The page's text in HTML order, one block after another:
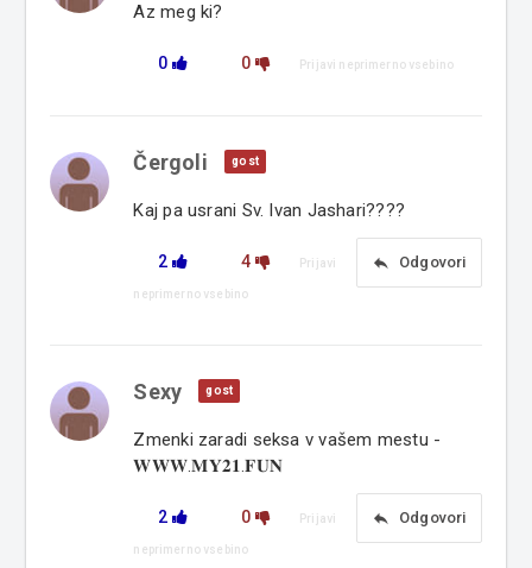
Az meg ki?
0 0 Prijavi neprimerno vsebino
Čergoli gost
Kaj pa usrani Sv. Ivan Jashari????
2 4 reply Odgovori
Prijavi
neprimerno vsebino
Sexy gost
Zmenki zaradi seksa v vašem mestu -
𝐖𝐖𝐖.𝐌𝐘𝟐𝟏.𝐅𝐔𝐍
2 0 reply Odgovori
Prijavi
neprimerno vsebino